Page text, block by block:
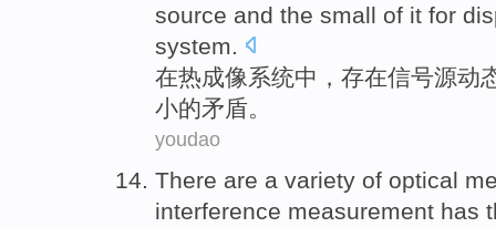
source and the small of it for
system
在热成像系统中， 存在信号源动
小的矛盾。
youdao
There are a variety of optical
interference measurement has